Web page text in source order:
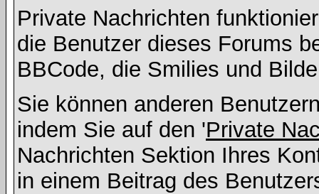
Private Nachrichten
die Benutzer dieses Forums
BBCode, die Smilies und
Sie können anderen
indem Sie auf den 'Private
Nachrichten Sektion Ihres
in einem Beitrag des